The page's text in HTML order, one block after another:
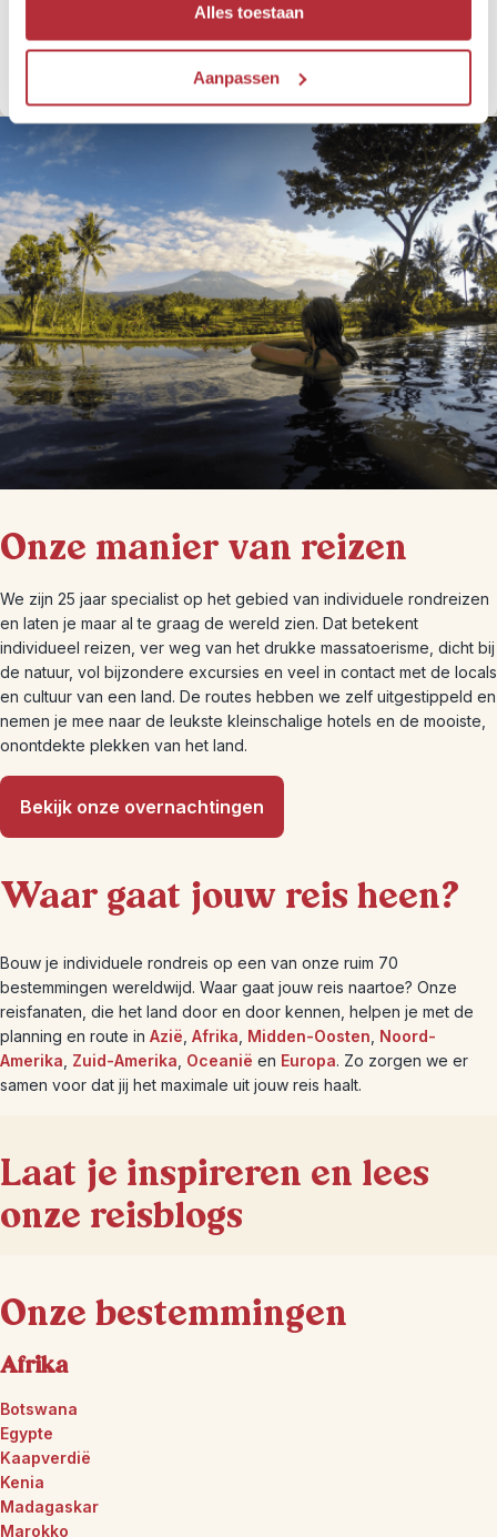
Alles toestaan
Aanpassen
Doe het Riksja's Reiskompas
Onze manier van reizen
We zijn 25 jaar specialist op het gebied van individuele rondreizen
en laten je maar al te graag de wereld zien. Dat betekent
individueel reizen, ver weg van het drukke massatoerisme, dicht bij
de natuur, vol bijzondere excursies en veel in contact met de locals
en cultuur van een land. De routes hebben we zelf uitgestippeld en
nemen je mee naar de leukste kleinschalige hotels en de mooiste,
onontdekte plekken van het land.
Bekijk onze overnachtingen
Waar gaat jouw reis heen?
Bouw je individuele rondreis op een van onze ruim 70
bestemmingen wereldwijd. Waar gaat jouw reis naartoe? Onze
reisfanaten, die het land door en door kennen, helpen je met de
planning en route in Azië Afrika Midden-Oosten Noord-
Amerika Zuid-Amerika Oceanië en Europa. Zo zorgen we er
samen voor dat jij het maximale uit jouw reis haalt.
Laat je inspireren en lees
onze reisblogs
Onze bestemmingen
Afrika
Botswana
Egypte
Kaapverdië
Kenia
Madagaskar
Marokko